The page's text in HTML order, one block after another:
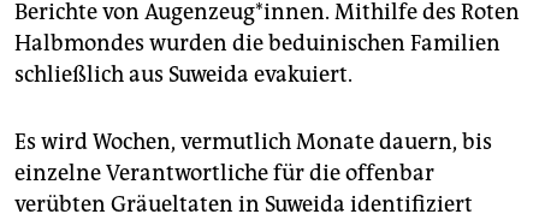
Berichte von Augenzeug*innen. Mithilfe des Roten
Halbmondes wurden die beduinischen Familien
schließlich aus Suweida evakuiert.
Es wird Wochen, vermutlich Monate dauern, bis
einzelne Verantwortliche für die offenbar
verübten Gräueltaten in Suweida identifiziert